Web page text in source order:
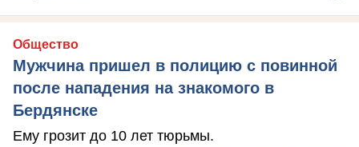
Общество
Мужчина пришел в полицию с повинной
после нападения на знакомого в
Бердянске
Ему грозит до 10 лет тюрьмы.